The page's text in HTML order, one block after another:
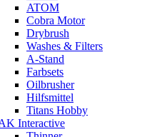
ATOM
Cobra Motor
Drybrush
Washes & Filters
A-Stand
Farbsets
Oilbrusher
Hilfsmittel
Titans Hobby
Interactive